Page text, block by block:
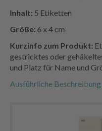
Inhalt: 5 Etiketten
Größe: 6 x 4 cm
Kurzinfo zum Produkt:
gestricktes oder
und Platz für Name und
Ausführliche Beschreibung